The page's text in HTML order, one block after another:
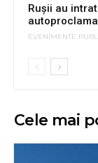
Rușii au
EVENIMENTE
Cele mai